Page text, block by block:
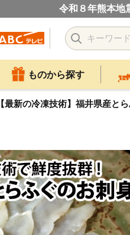
令和８年熊本地
ものから探す
【最新の冷凍技術】福井県産と